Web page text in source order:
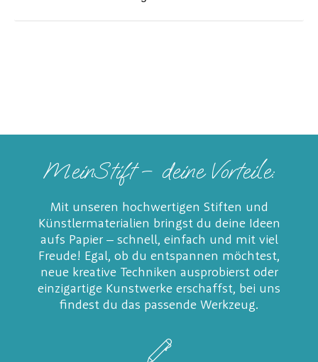
MeinStift – deine Vorteile:
Mit unseren hochwertigen Stiften und
Künstlermaterialien bringst du deine Ideen
aufs Papier – schnell, einfach und mit viel
Freude! Egal, ob du entspannen möchtest,
neue kreative Techniken ausprobierst oder
einzigartige Kunstwerke erschaffst, bei uns
findest du das passende Werkzeug.